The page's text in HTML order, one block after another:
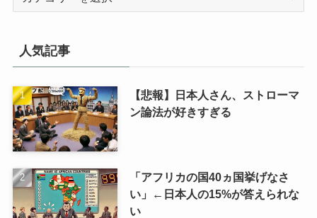
人気記事
【悲報】日本人さん、ストローマ
ン論法が好きすぎる
「アフリカの国40ヵ国挙げなさ
い」←日本人の15%が答えられな
い